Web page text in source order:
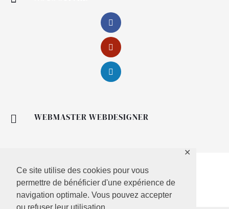
Ce site utilise des cookies pour vous
permettre de bénéficier d'une expérience de
navigation optimale. Vous pouvez accepter
✕
 WEBMASTER WEBDESIGNER